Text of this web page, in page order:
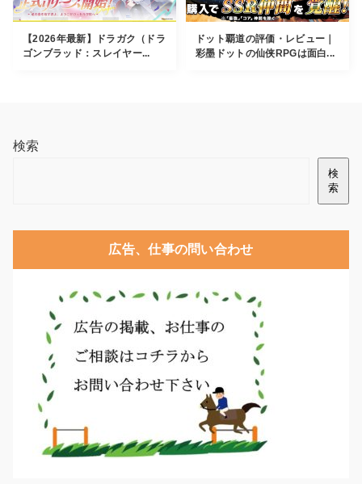
【2026年最新】ドラガク（ドラ
ゴンブラッド：スレイヤー...
ドット覇道の評価・レビュー｜
彩墨ドットの仙侠RPGは面白...
検索
検
索
広告、仕事の問い合わせ